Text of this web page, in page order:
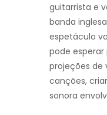
guitarrista e
banda
espetáculo
pode
projeções de
canções,
sonora